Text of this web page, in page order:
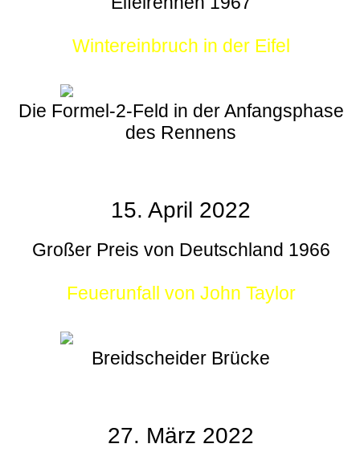
Wintereinbruch in der Eifel
Die Formel-2-Feld in der Anfangsphase
des Rennens
15. April 2022
Großer Preis von Deutschland 1966
Feuerunfall von John Taylor
Breidscheider Brücke
27. März 2022